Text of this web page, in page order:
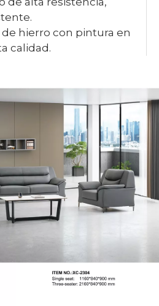
de hierro con pintura en
calidad.